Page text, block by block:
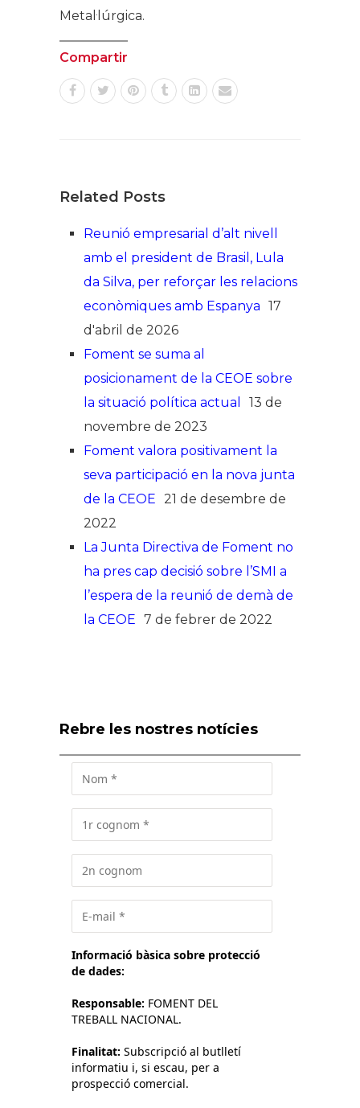
Metal·lúrgica.
Compartir
Related Posts
Reunió empresarial d’alt nivell
amb el president de Brasil, Lula
da Silva, per reforçar les relacions
econòmiques amb Espanya 17
d'abril de 2026
Foment se suma al
posicionament de la CEOE sobre
la situació política actual
13 de
novembre de 2023
Foment valora positivament la
seva participació en la nova junta
de la CEOE 21 de desembre de
2022
La Junta Directiva de Foment no
ha pres cap decisió sobre l’SMI a
l’espera de la reunió de demà de
la CEOE 7 de febrer de 2022
Rebre les nostres notícies
Informació bàsica sobre protecció
de dades:
Responsable: FOMENT DEL
TREBALL NACIONAL.
Finalitat: Subscripció al butlletí
informatiu i, si escau, per a
prospecció comercial.